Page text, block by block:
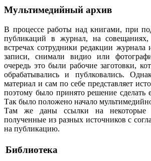
Мультимедийный архив
В процессе работы над книгами, при
публикаций в журнал, на
встречах сотрудники редакции журнала
записи, снимали видио или
очередь это были рабочие заготовки,
обрабатывались и публковались.
материал и сам по себе представляет
поэтому было принято решение сделать
Так было положено начало
Там же даны ссылки на некоторые
полученные из разных источников с
на публикацию.
Библиотека